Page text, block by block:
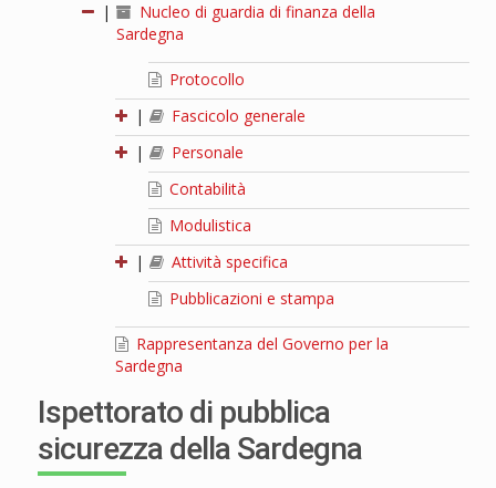
|
Nucleo di guardia di finanza della
Sardegna
Protocollo
|
Fascicolo generale
|
Personale
Contabilità
Modulistica
|
Attività specifica
Pubblicazioni e stampa
Rappresentanza del Governo per la
Sardegna
Ispettorato di pubblica
sicurezza della Sardegna